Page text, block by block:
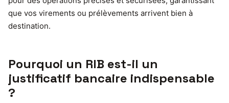
que vos virements ou prélèvements arrivent bien à
destination.
Pourquoi un RIB est-il un
justificatif bancaire indispensable
?